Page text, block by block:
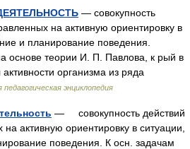
— совокупность
на активную ориентировку в
и планирование поведения.
основе теории И. П. Павлова, к рый в
организма из ряда
педагогическая энциклопедия
— совокупность действий
активную ориентировку в ситуации,
поведения. К осн. задачам